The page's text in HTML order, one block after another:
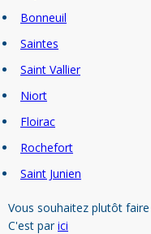
Bonneuil
Saintes
Saint Vallier
Niort
Floirac
Rochefort
Saint Junien
Vous souhaitez plutôt
C'est parici